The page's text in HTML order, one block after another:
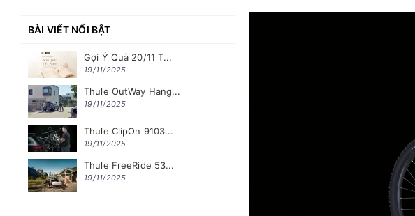
BÀI VIẾT NỔI BẬT
Gợi Ý Quà 20/11 T...
19/11/2025
Thule OutWay Hang...
19/11/2025
Thule ClipOn 9103...
19/11/2025
Thule FreeRide 53...
19/11/2025